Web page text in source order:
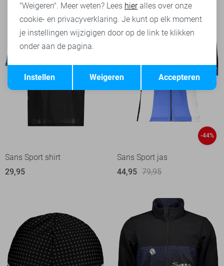
Sans Sport shirt
29,95
-44%
Sans Sport jas
44,95 79,95
Terug Opslaan
"Weigeren". Meer weten? Lees hieralles over onze
cookie- en privacyverklaring. Je kunt op elk moment
je instellingen wijzigigen door op de link te klikken
onder aan de pagina.
Accepteren
Weigeren
Instellen